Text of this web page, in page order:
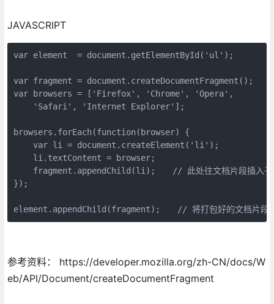
JAVASCRIPT
var element  = document.getElementById('ul');
var fragment = document.createDocumentFragment();
var browsers = ['Firefox', 'Chrome', 'Opera',
    'Safari', 'Internet Explorer'];
browsers.forEach(function(browser) {
    var li = document.createElement('li');
    li.textContent = browser;
fragment.appendChild(li);　　// 此处往文档片段插入子
});
element.appendChild(fragment);　　// 将打包好的文档片段
参考资料： https://developer.mozilla.org/zh-CN/docs/W
eb/API/Document/createDocumentFragment